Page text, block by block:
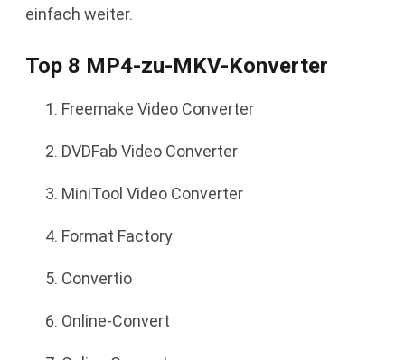
einfach weiter.
Top 8 MP4-zu-MKV-Konverter
Freemake Video Converter
DVDFab Video Converter
MiniTool Video Converter
Format Factory
Convertio
Online-Convert